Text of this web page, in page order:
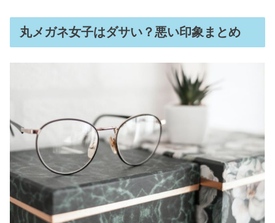
丸メガネ女子はダサい？悪い印象まとめ